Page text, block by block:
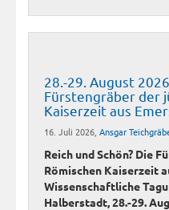
28.-29. August
Fürstengräber der
Kaiserzeit aus
16. Juli 2026, Ansgar
Reich und Schön? Die
Römischen Kaiserzeit
Wissenschaftliche
Halberstadt, 28.-29.